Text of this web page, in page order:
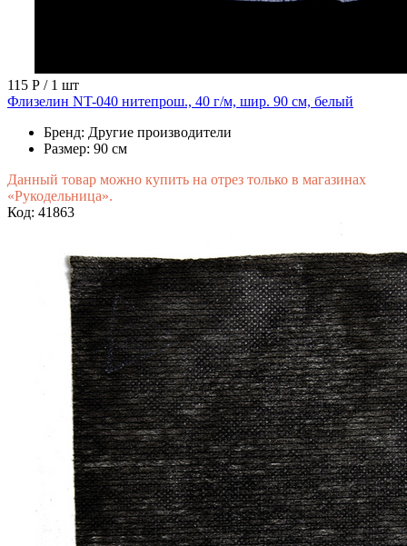
115 Р / 1 шт
Флизелин NT-040 нитепрош., 40 г/м, шир. 90 см, белый
Бренд: Другие производители
Размер: 90 см
Данный товар можно купить на отрез только в магазинах
«Рукодельница».
Код: 41863